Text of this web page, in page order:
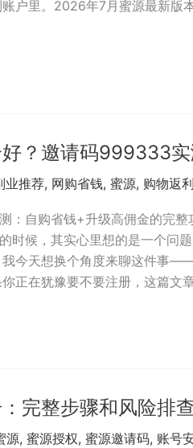
户里。2026年7月蜜源最新版
？邀请码999333
业推荐, 网购省钱, 蜜源, 购物返
：自购省钱+升级高佣金的完整
时候，其实心里想的是一个问
今天想换个角度来聊这件事
正在犹豫要不要注册，这篇文
完整步骤和风险排
源, 蜜源授权, 蜜源邀请码, 账号